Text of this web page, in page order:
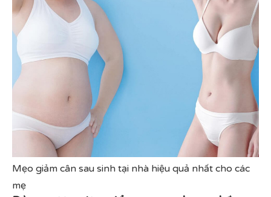
Mẹo giảm cân sau sinh tại nhà hiệu quả nhất cho các
mẹ